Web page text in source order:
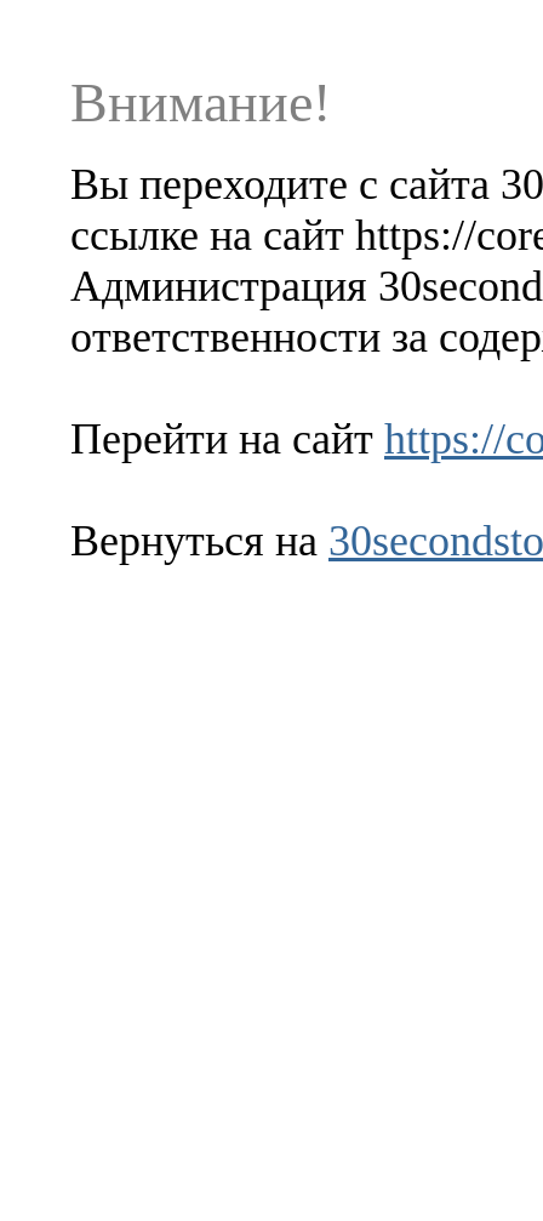
Внимание!
Вы переходите с сайта
ссылке на сайт https://
Администрация
ответственности за
Перейти на сайт https://
Вернуться на